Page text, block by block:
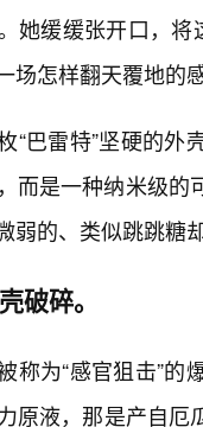
她缓缓张开口，
场怎样翻天覆地的
“巴雷特”坚硬的
而是一种纳米级
弱的、类似跳跳糖
破碎。
称为“感官狙击”
原液，那是产自